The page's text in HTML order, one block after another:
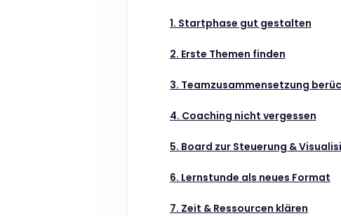
1. Startphase gut gestalten
2. Erste Themen finden
3. Teamzusammensetzung
4. Coaching nicht vergessen
5. Board zur Steuerung &
6. Lernstunde als neues Format
7. Zeit & Ressourcen klären